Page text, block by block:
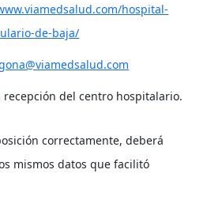
hospital-
de-baja/
del centro hospitalario.
correctamente, deberá
mismos datos que facilitó